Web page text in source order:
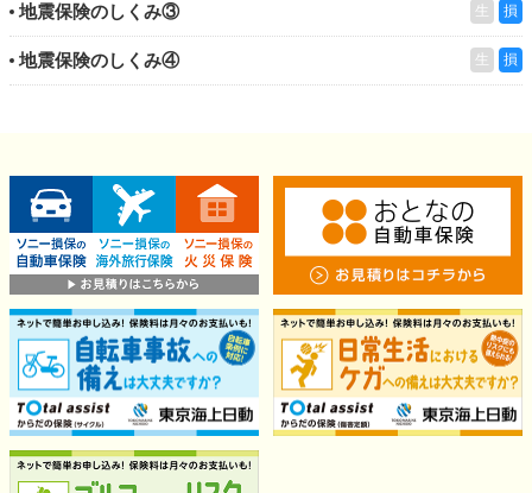
地震保険のしくみ③ 生 損
地震保険のしくみ④ 生 損